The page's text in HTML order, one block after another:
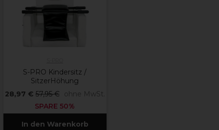
S-PRO Kindersitz /
SitzerHöhung
28,97 € 57,95 €
ohne MwSt.
SPARE 50%
In den Warenkorb